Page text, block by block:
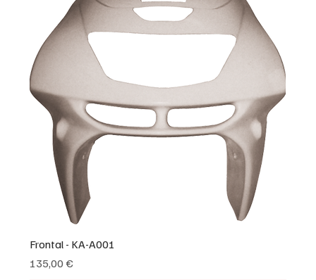
Frontal - KA-A001
Preço
135,00 €